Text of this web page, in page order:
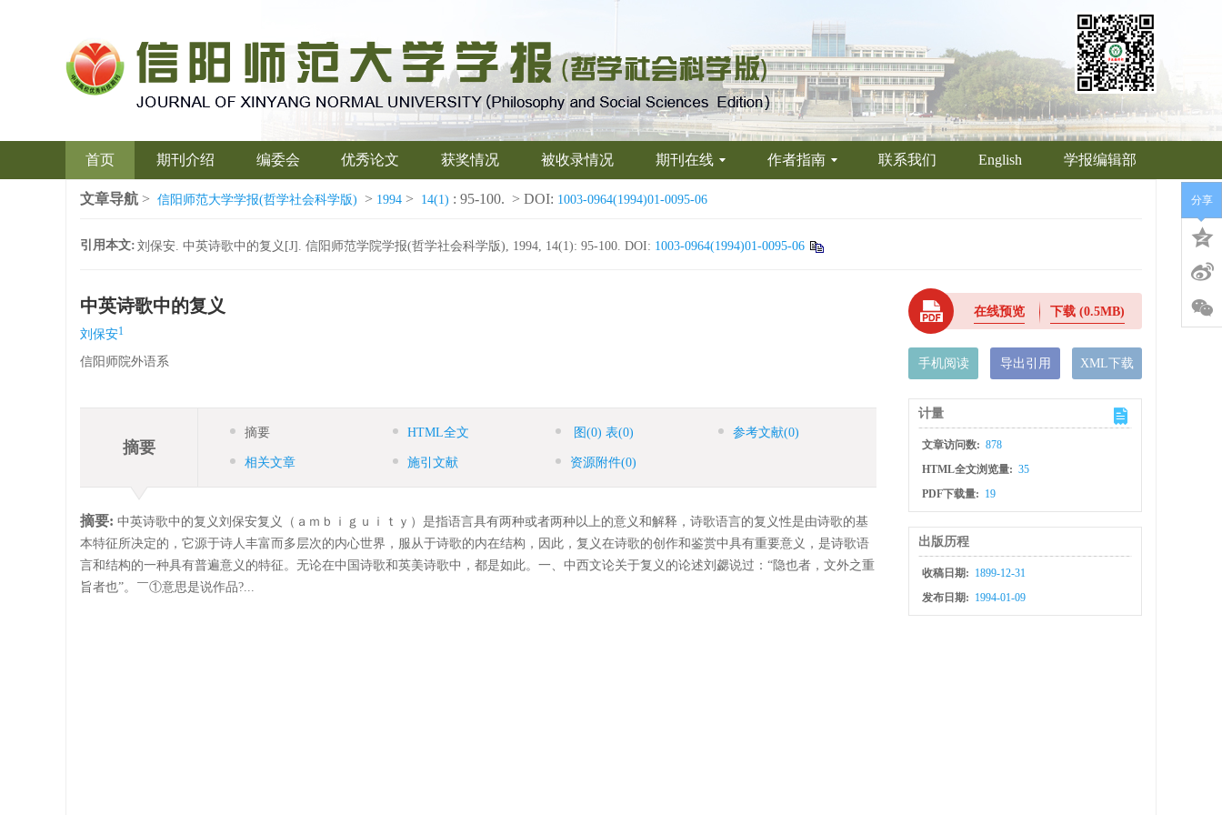
首页 期刊介绍 编委会 优秀论文 获奖情况 被收录情况 期刊在线 作者指南 联系我们 English 学报编辑部
文章导航 > 信阳师范大学学报(哲学社会科学版) > 1994 > 14(1) : 95-100. > DOI: 1003-0964(1994)01-0095-06
引用本文: 刘保安. 中英诗歌中的复义[J]. 信阳师范学院学报(哲学社会科学版), 1994, 14(1): 95-100. DOI: 1003-0964(1994)01-0095-06
中英诗歌中的复义
刘保安1
信阳师院外语系
摘要
摘要 HTML全文 图 (0) 表(0) 参考文献(0)
相关文章 施引文献 资源附件(0)
摘要: 中英诗歌中的复义刘保安复义（ａｍｂｉｇｕｉｔｙ）是指语言具有两种或者两种以上的意义和解释，诗歌语言的复义性是由诗歌的基
本特征所决定的，它源于诗人丰富而多层次的内心世界，服从于诗歌的内在结构，因此，复义在诗歌的创作和鉴赏中具有重要意义，是诗歌语
言和结构的一种具有普遍意义的特征。无论在中国诗歌和英美诗歌中，都是如此。一、中西文论关于复义的论述刘勰说过：“隐也者，文外之重
旨者也”。￣①意思是说作品?...
在线预览 下载(0.5MB)
手机阅读 导出引用 XML下载
计量
文章访问数: 878
HTML全文浏览量: 35
PDF下载量: 19
出版历程
收稿日期: 1899-12-31
发布日期: 1994-01-09
分享